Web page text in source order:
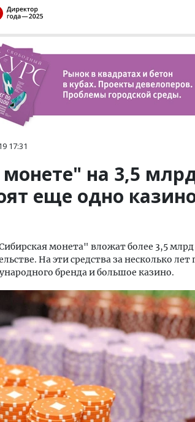
17:31
на 3,5
еще одно
монета" вложат более 3,5 млрд
На эти средства за несколько лет
бренда и большое казино.